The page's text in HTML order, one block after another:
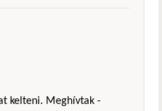
kelteni. Meghívtak -